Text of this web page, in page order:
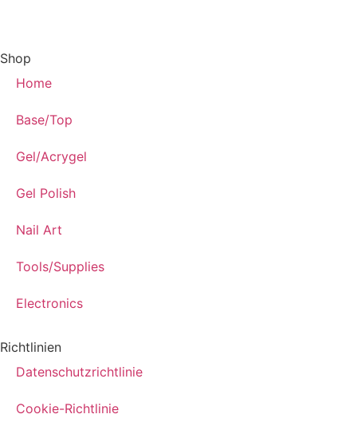
Shop
Home
Base/Top
Gel/Acrygel
Gel Polish
Nail Art
Tools/Supplies
Electronics
Richtlinien
Datenschutzrichtlinie
Cookie-Richtlinie